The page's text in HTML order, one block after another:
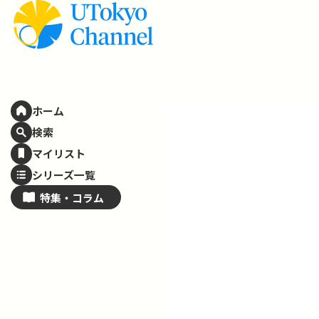
ホーム
検索
マイリスト
シリーズ一覧
特集・ コラム